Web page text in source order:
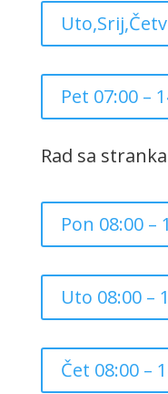
Pet 07:00 –
Rad sa
Pon 08:00 –
Uto 08:00 –
Čet 08:00 –